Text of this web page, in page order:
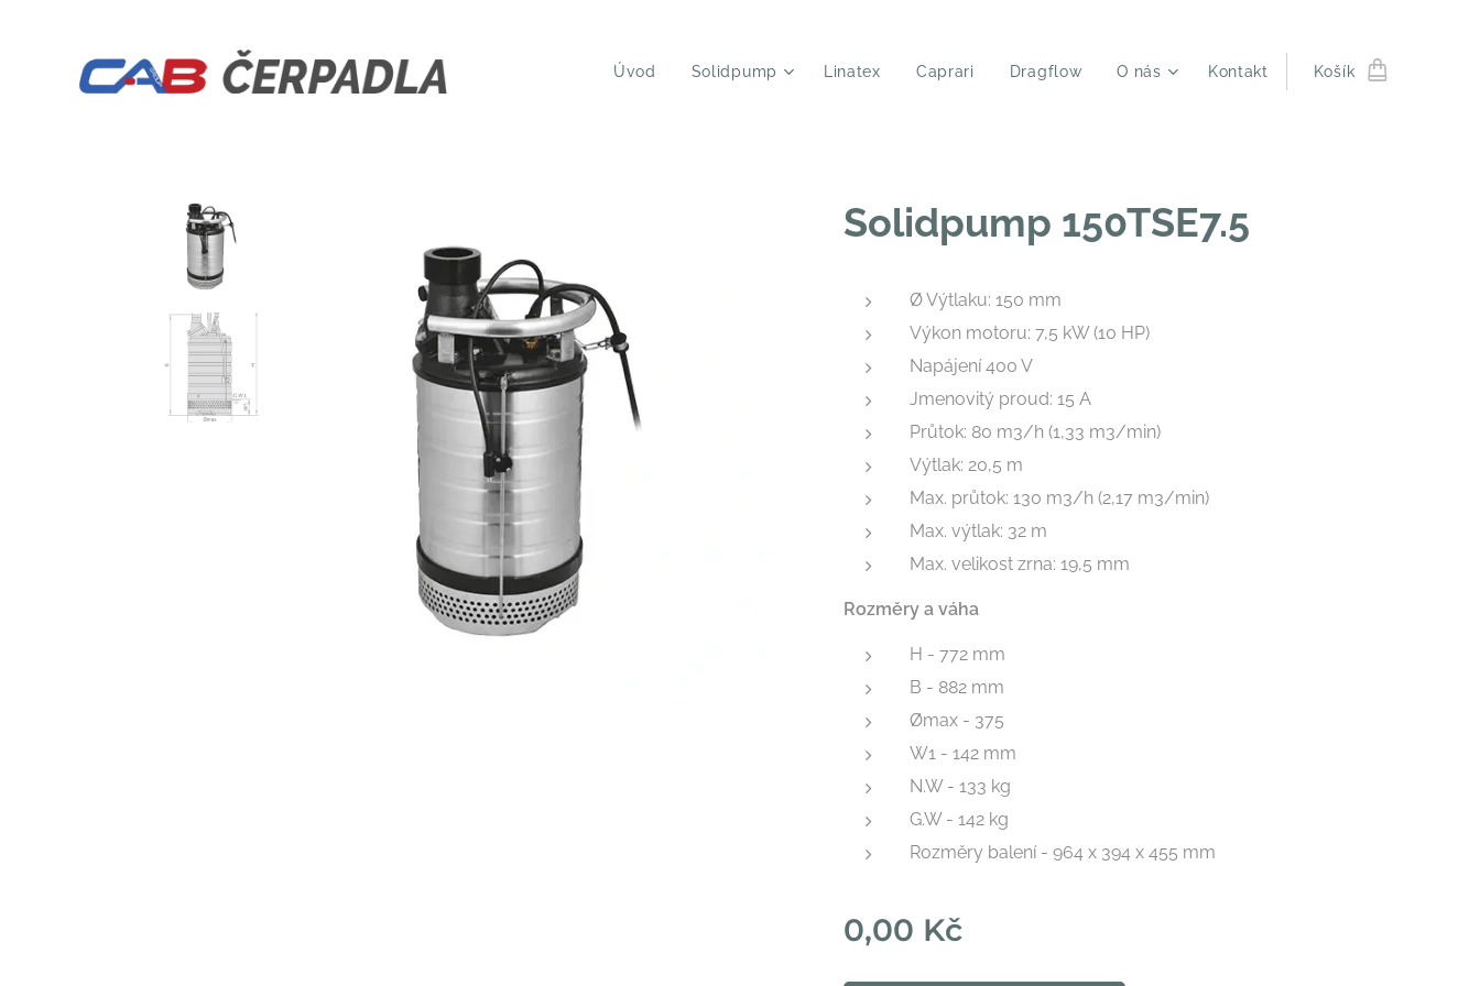
Úvod Solidpump Linatex Caprari Dragflow O nás Kontakt Košík
Solidpump 150TSE7.5
Ø Výtlaku: 150 mm
Výkon motoru: 7,5 kW (10 HP)
Napájení 400 V
Jmenovitý proud: 15 A
Průtok: 80 m3/h (1,33 m3/min)
Výtlak: 20,5 m
Max. průtok: 130 m3/h (2,17 m3/min)
Max. výtlak: 32 m
Max. velikost zrna: 19,5 mm
Rozměry a váha
H - 772 mm
B - 882 mm
Ømax - 375
W1 - 142 mm
N.W - 133 kg
G.W - 142 kg
Rozměry balení - 964 x 394 x 455 mm
0,00 Kč